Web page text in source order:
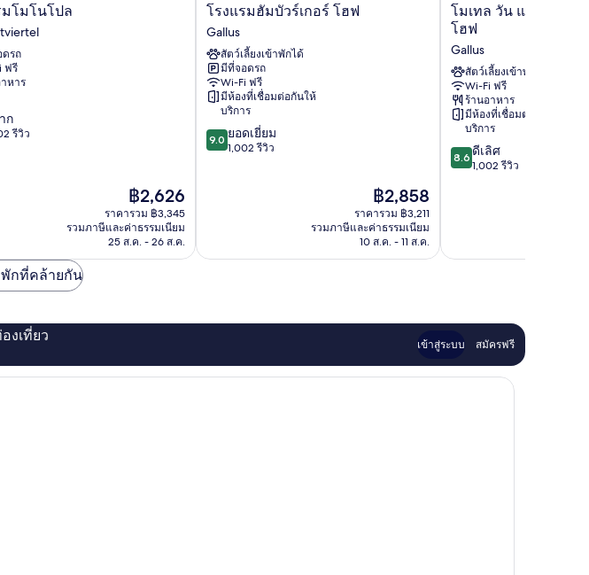
มโมโนโปล
รถ
ฟรี
หาร
ก
รีวิว
ราคา
ปัจจุบัน
คือ
฿2,626
฿2,626
ราคารวม ฿3,345
รวมภาษีและค่าธรรมเนียม
25 ส.ค. - 26 ส.ค.
โรงแรม
ฮัม
บัว
ร์
เกอร์
โฮฟ
Gallus
โรงแรมฮัมบัวร์เกอร์ โฮฟ
Gallus
สัตว์เลี้ยงเข้าพักได้
มีที่จอดรถ
Wi-Fi ฟรี
มีห้องที่เชื่อมต่อกันให้
บริการ
9.0
จาก
9.0 ยอดเยี่ยม
1,002 รีวิว
ราคา
ปัจจุบัน
คือ
฿2,858
฿2,858
ราคารวม ฿3,211
รวมภาษีและค่าธรรมเนียม
10 ส.ค. - 11 ส.ค.
โม
เทล
แฟ
รงก์เฟิร์ต-
เฮา
พท์
บาน
โฮฟ
Gallus
โมเทล วัน แฟรงก์เฟิร์
โฮฟ
Gallus
สัตว์เลี้ยงเข้าพักได้
Wi-Fi ฟรี
ร้านอาหาร
มีห้องที่เชื่อมต่อกันให้
บริการ
8.6
จาก
8.6 ดีเลิศ
1,002 รีวิว
พักที่คล้ายกัน
งเที่ยว
เข้าสู่ระบบ สมัครฟรี